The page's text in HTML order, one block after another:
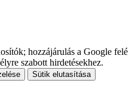
hozzájárulás a Google felé
szabott hirdetésekhez.
Sütik elutasítása